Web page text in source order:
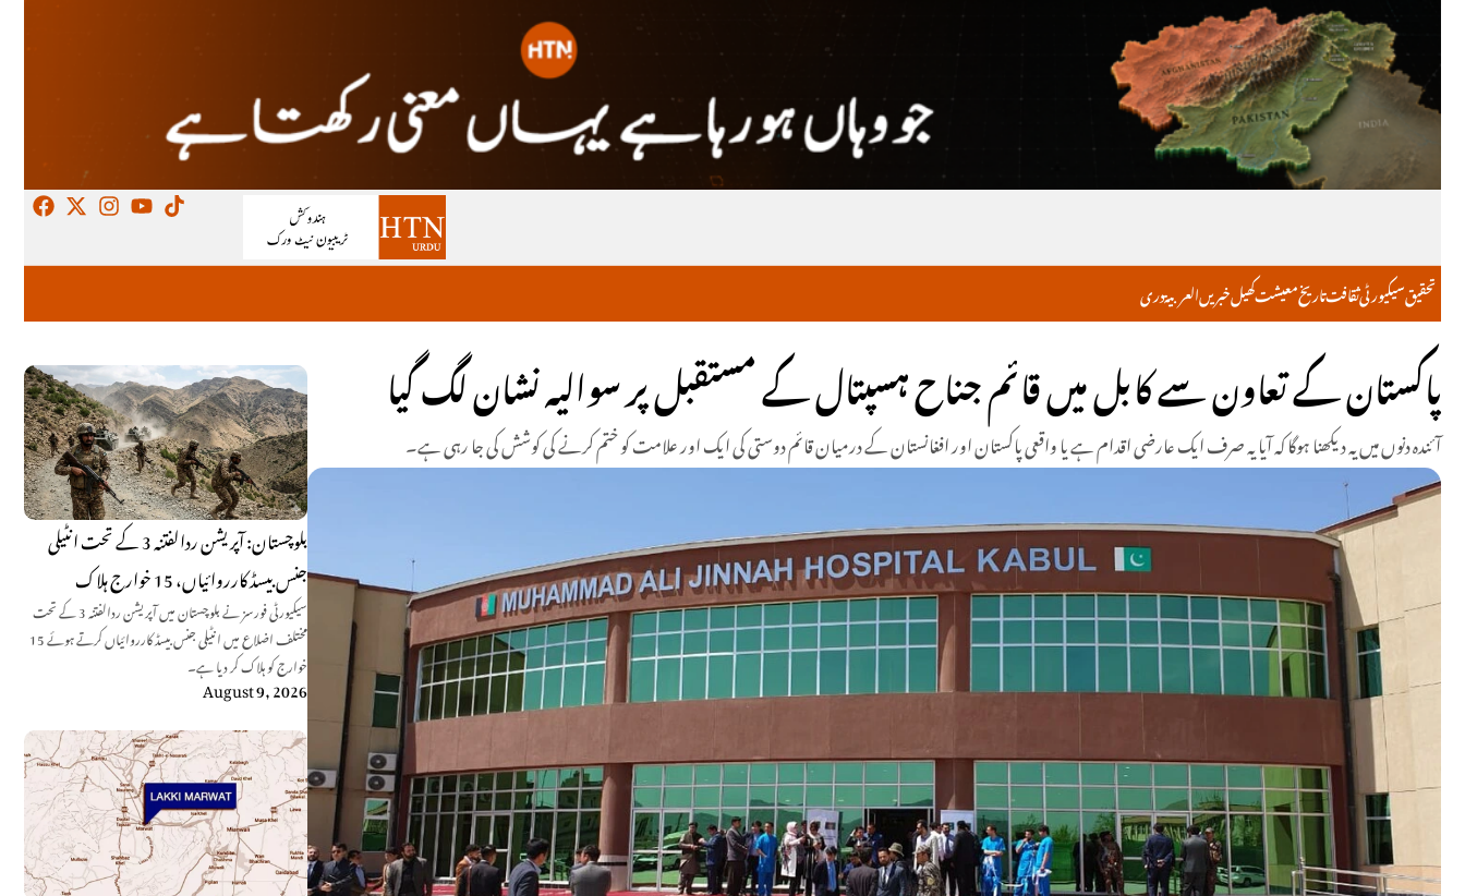
خبریںکھیلمعیشتتاریخثقافتسیکیورٹیتحقیق دریالعربية
بلوچستان: آپریشن ردالفتنہ 3 کے تحت انٹیلی
جنس بیسڈ کارروائیاں، 15 خوارج ہلاک
سیکیورٹی فورسز نے بلوچستان میں آپریشن ردالفتنہ 3 کے تحت
مختلف اضلاع میں انٹیلی جنس بیسڈ کارروائیاں کرتے ہوئے 15
خوارج کو ہلاک کر دیا ہے۔
August 9, 2026
پاکستان کے تعاون سے کابل میں قائم جناح ہسپتال کے مستقبل پر سوالیہ نشان لگ گیا
آئندہ دنوں میں یہ دیکھنا ہوگا کہ آیا یہ صرف ایک عارضی اقدام ہے یا واقعی پاکستان اور افغانستان کے درمیان قائم دوستی کی ایک اور علامت کو ختم کرنے کی کوشش کی جا رہی ہے۔